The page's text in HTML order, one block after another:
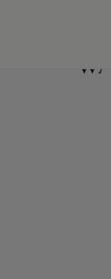
【会員